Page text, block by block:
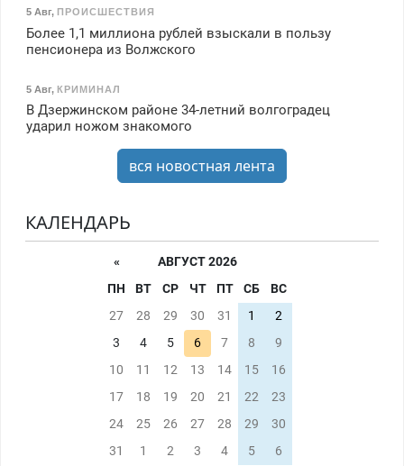
5 Авг, ПРОИСШЕСТВИЯ
Более 1,1 миллиона рублей взыскали в пользу
пенсионера из Волжского
5 Авг, КРИМИНАЛ
В Дзержинском районе 34-летний волгоградец
ударил ножом знакомого
вся новостная лента
КАЛЕНДАРЬ
«
АВГУСТ 2026
ПН
ВТ СР ЧТ ПТ СБ
ВС
27
28 29 30 31 1
2
3
4 5 6 7 8
9
10
11 12 13 14 15
16
17
18 19 20 21 22
23
24
25 26 27 28 29
30
31
1 2 3 4 5 6